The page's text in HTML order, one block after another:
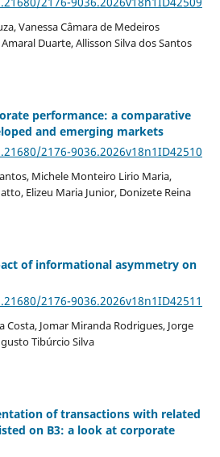
Vanessa Câmara de Medeiros
Duarte, Allisson Silva dos Santos
performance: a comparative
and emerging markets
2176-9036.2026v18n1ID42510
Michele Monteiro Lirio Maria,
Elizeu Maria Junior, Donizete Reina
of informational asymmetry on
2176-9036.2026v18n1ID42511
Costa, Jomar Miranda Rodrigues, Jorge
Tibúrcio Silva
of transactions with related
on B3: a look at corporate